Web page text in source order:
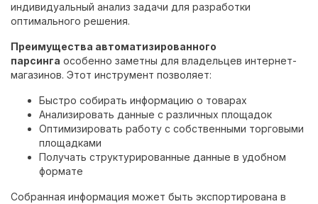
индивидуальный анализ задачи для разработки
оптимального решения.
Преимущества автоматизированного
парсинга особенно заметны для владельцев интернет-
магазинов. Этот инструмент позволяет:
Быстро собирать информацию о товарах
Анализировать данные с различных площадок
Оптимизировать работу с собственными торговыми
площадками
Получать структурированные данные в удобном
формате
Собранная информация может быть экспортирована в